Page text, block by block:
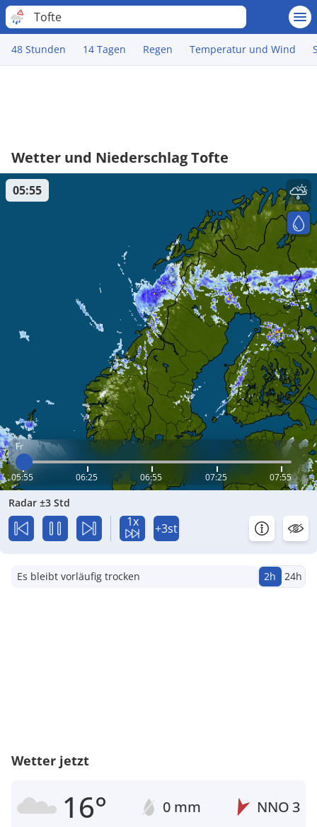
Tofte
48 Stunden 14 Tagen Regen Temperatur und Wind
Wetter und Niederschlag Tofte
Fr
05:55 06:25 06:55 07:25 07:55
05:55
Radar ±3 Std
1x +3st
Es bleibt vorläufig trocken 2h 24h
Wetter jetzt
16° 0 mm NNO3